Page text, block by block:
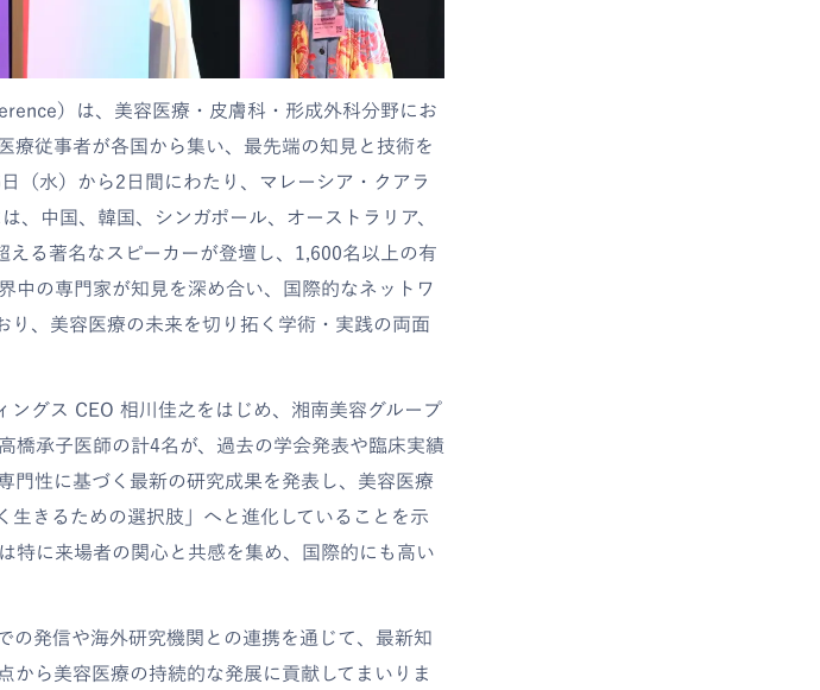
）は、美容医療・皮膚科・形成外科分野にお
療従事者が各国から集い、最先端の知見と技術を
（水）から2日間にわたり、マレーシア・クアラ
、中国、韓国、シンガポール、オーストラリア、
える著名なスピーカーが登壇し、1,600名以上の有
中の専門家が知見を深め合い、国際的なネットワ
り、美容医療の未来を切り拓く学術・実践の両面
ングス CEO 相川佳之をはじめ、湘南美容グループ
橋承子医師の計4名が、過去の学会発表や臨床実績
門性に基づく最新の研究成果を発表し、美容医療
生きるための選択肢」へと進化していることを示
特に来場者の関心と共感を集め、国際的にも高い
の発信や海外研究機関との連携を通じて、最新知
から美容医療の持続的な発展に貢献してまいりま